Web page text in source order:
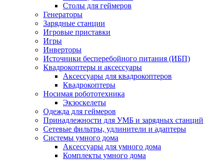
Столы для геймеров
Генераторы
Зарядные станции
Игровые приставки
Игры
Инверторы
Источники бесперебойного питания (ИБП)
Квадрокоптеры и аксессуары
Аксессуары для квадрокоптеров
Квадрокоптеры
Носимая робототехника
Экзоскелеты
Одежда для геймеров
Принадлежности для УМБ и зарядных станций
Сетевые фильтры, удлинители и адаптеры
Системы умного дома
Аксессуары для умного дома
Комплекты умного дома